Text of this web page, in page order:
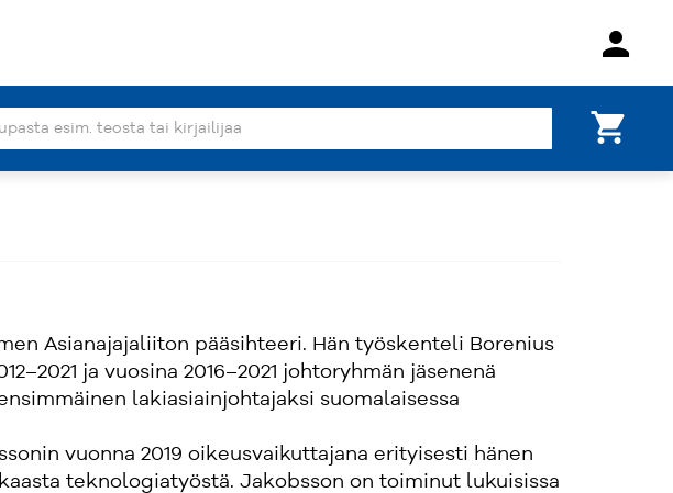
person
shopping_cart
Asianajajaliiton pääsihteeri. Hän työskenteli Borenius
ja vuosina 2016–2021 johtoryhmän jäsenenä
lakiasiainjohtajaksi suomalaisessa
vuonna 2019 oikeusvaikuttajana erityisesti hänen
teknologiatyöstä. Jakobsson on toiminut lukuisissa